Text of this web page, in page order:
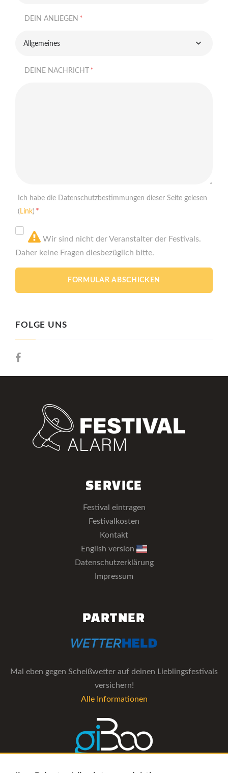
DEIN ANLIEGEN *
Allgemeines
DEINE NACHRICHT *
Ich habe die Datenschutzbestimmungen dieser Seite gelesen
( Link) *
Wir sind nicht der Veranstalter der Festivals.
Daher keine Fragen diesbezüglich bitte.
FOLGE UNS
SERVICE
Festival eintragen
Festivalkosten
Kontakt
English version
Datenschutzerklärung
Impressum
PARTNER
Mal eben gegen Scheißwetter auf deinen Lieblingsfestivals
versichern!
Alle Informationen